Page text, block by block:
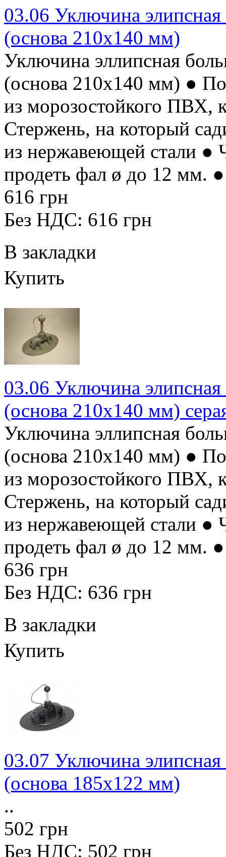
03.06 Уключина
(основа 210х140 мм)
Уключина эллипсная
(основа 210х140 мм) ●
из морозостойкого ПВХ,
Стержень, на который
из нержавеющей стали ●
продеть фал ø до 12 мм.
616 грн
Без НДС: 616 грн
В закладки
Купить
03.06 Уключина
(основа 210х140 мм)
Уключина эллипсная
(основа 210х140 мм) ●
из морозостойкого ПВХ,
Стержень, на который
из нержавеющей стали ●
продеть фал ø до 12 мм.
636 грн
Без НДС: 636 грн
В закладки
Купить
03.07 Уключина
(основа 185х122 мм)
..
502 грн
Без НДС: 502 грн